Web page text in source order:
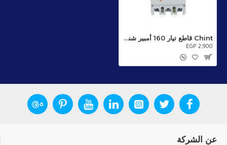
Chint قاطع تيار 160 أمبير شنت
EGP 2,900
عن الشركة